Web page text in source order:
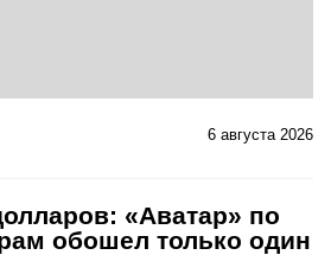
6 августа 2026
«Аватар» по
обошел только один